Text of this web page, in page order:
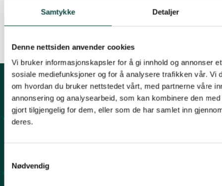
Samtykke Detaljer
Denne nettsiden anvender cookies
Vi bruker informasjonskapsler for å gi innhold og annonser
sosiale mediefunksjoner og for å analysere trafikken vår. Vi
om hvordan du bruker nettstedet vårt, med partnerne våre
annonsering og analysearbeid, som kan kombinere den
gjort tilgjengelig for dem, eller som de har samlet inn
deres.
Nødvendig
Kontakt fylkeslaget
Fylkesleder Martin Lindal
Organisasjons# 970492283